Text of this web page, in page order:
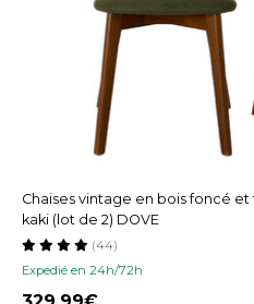
Chaises vintage en bois foncé
kaki (lot de 2) DOVE
Expedié en 24h/72h
(44)